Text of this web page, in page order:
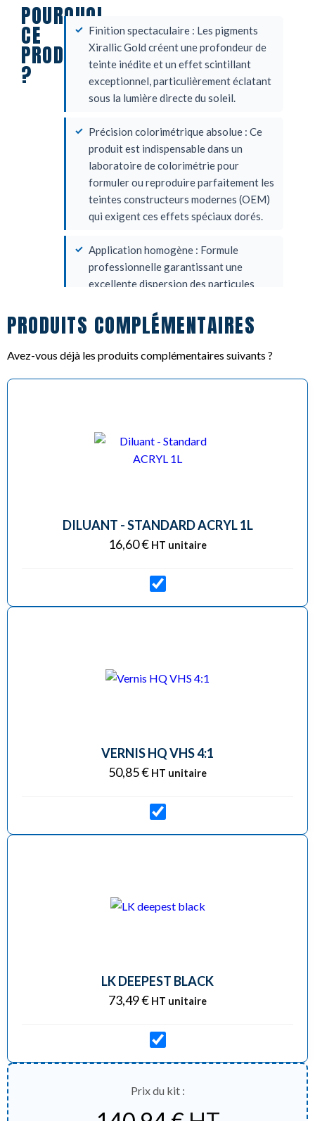
POURQUOI
CE
PRODUIT
?
Finition spectaculaire : Les pigments
Xirallic Gold créent une profondeur de
teinte inédite et un effet scintillant
exceptionnel, particulièrement éclatant
sous la lumière directe du soleil.
Précision colorimétrique absolue : Ce
produit est indispensable dans un
laboratoire de colorimétrie pour
formuler ou reproduire parfaitement les
teintes constructeurs modernes (OEM)
qui exigent ces effets spéciaux dorés.
Application homogène : Formule
professionnelle garantissant une
excellente dispersion des particules
placement régulier sur la carrosserie
sans créer d'effet de marbrure.
PRODUITS COMPLÉMENTAIRES
Avez-vous déjà les produits complémentaires suivants ?
DILUANT - STANDARD ACRYL 1L
16,60€ HT unitaire
VERNIS HQ VHS 4:1
50,85€ HT unitaire
LK DEEPEST BLACK
73,49€ HT unitaire
Prix du kit :